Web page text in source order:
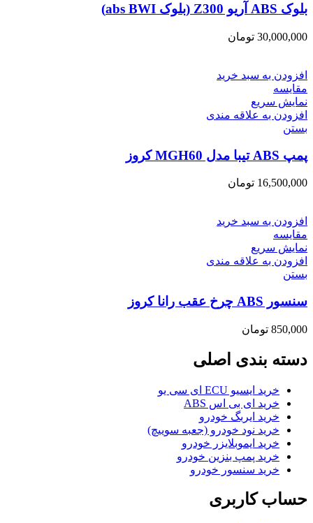
بلوک ABS آریو Z300 (بلوک abs BWI)
30,000,000 تومان
افزودن به سبد خرید
مقایسه
نمایش سریع
افزودن به علاقه مندی
بستن
پمپ ABS تیبا مدل MGH60 کروز
16,500,000 تومان
افزودن به سبد خرید
مقایسه
نمایش سریع
افزودن به علاقه مندی
بستن
سنسور ABS چرخ عقب رانا کروز
850,000 تومان
دسته بندی اصلی
خرید ایسیو ECU ای سی یو
خرید ای بی اس ABS
خرید ایربگ خودرو
خرید نود خودرو (جعبه سوییچ)
خرید ایموبلایزر خودرو
خرید پمپ بنزین خودرو
خرید سنسور خودرو
حساب کاربری